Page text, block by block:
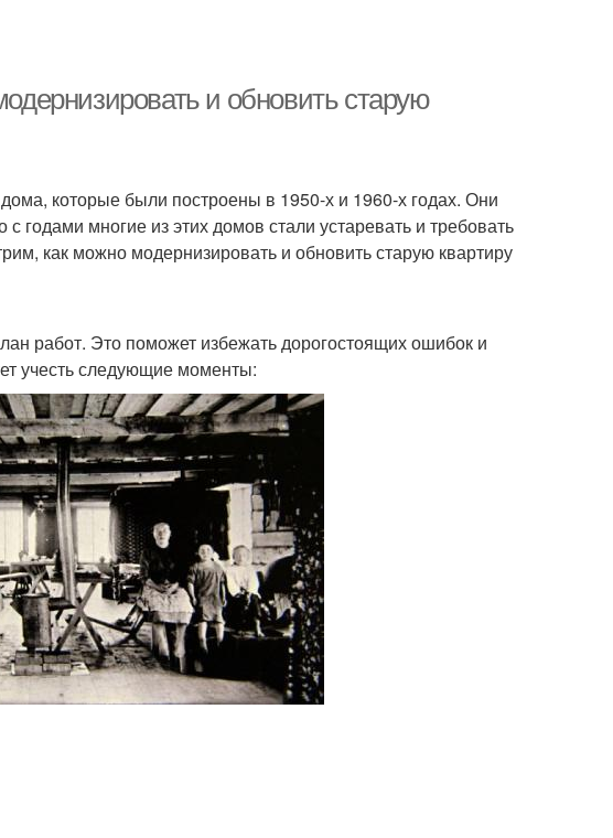
и обновить старую
которые были построены в 1950-х и 1960-х годах. Они
годами многие из этих домов стали устаревать и требовать
как можно модернизировать и обновить старую квартиру
работ. Это поможет избежать дорогостоящих ошибок и
учесть следующие моменты: